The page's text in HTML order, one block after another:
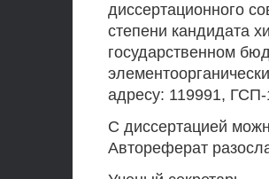
диссертационного
степени кандидата
государственном
адресу: 119991,
С диссертацией
Автореферат